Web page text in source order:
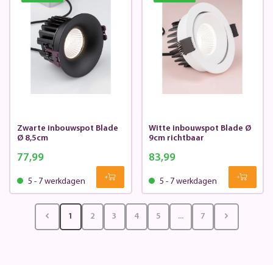
Zwarte inbouwspot Blade
Ø 8,5cm
77,99
5 - 7 werkdagen
Witte inbouwspot Blade Ø
9cm richtbaar
83,99
5 - 7 werkdagen
1 2 3 4 5 ... 7